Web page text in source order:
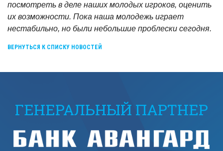
посмотреть в деле наших молодых игроков, оценить
их возможности. Пока наша молодежь играет
нестабильно, но были небольшие проблески сегодня.
ВЕРНУТЬСЯ К СПИСКУ НОВОСТЕЙ
ГЕНЕРАЛЬНЫЙ ПАРТНЕР